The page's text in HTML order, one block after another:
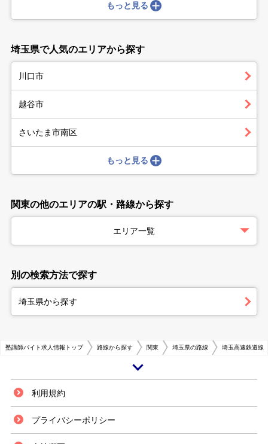
もっと見る
埼玉県で人気のエリアから探す
川口市
越谷市
さいたま市南区
もっと見る
関東の他のエリアの駅・路線から探す
エリア一覧
別の検索方法で探す
埼玉県から探す
塾講師バイト求人情報トップ 路線から探す 関東 埼玉県の路線 埼玉高速鉄道線
川口元郷駅について 川口元郷駅の紹介 川口元郷駅は埼玉県川口市元郷にあ
り、開業年月日は2001年の3月なので比較的新しい駅と言えるでしょう。具
体的な駅構造は地下2階が改札駅、地下3階がホーム階となっていて、ステ
ーションカラーは紫です。 出入り口は2箇所あり、エスカレーターは両出入
利用規約
プライバシーポリシー